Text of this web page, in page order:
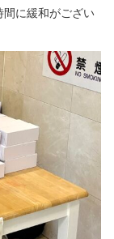
に緩和がござい